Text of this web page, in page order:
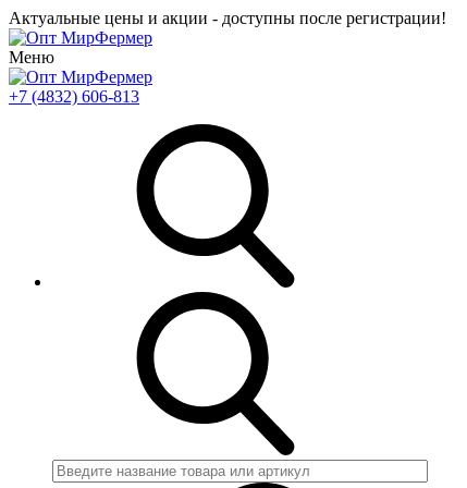
Актуальные цены и акции - доступны после регистрации!
Меню
+7 (4832) 606-813